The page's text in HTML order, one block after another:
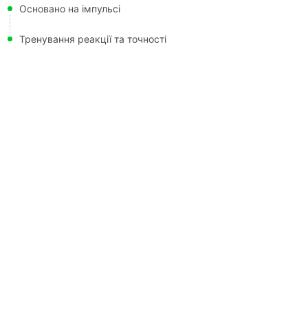
Основано на імпульсі
Тренування реакції та точності